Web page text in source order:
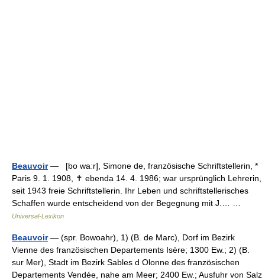
Beauvoir— [bo waːr], Simone de, französische Schriftstellerin, *
Paris 9. 1. 1908, ✝ ebenda 14. 4. 1986; war ursprünglich Lehrerin,
seit 1943 freie Schriftstellerin. Ihr Leben und schriftstellerisches
Schaffen wurde entscheidend von der Begegnung mit J.… …
Universal-Lexikon
Beauvoir— (spr. Bowoahr), 1) (B. de Marc), Dorf im Bezirk
Vienne des französischen Departements Isère; 1300 Ew.; 2) (B.
sur Mer), Stadt im Bezirk Sables d Olonne des französischen
Departements Vendée, nahe am Meer; 2400 Ew.; Ausfuhr von Salz